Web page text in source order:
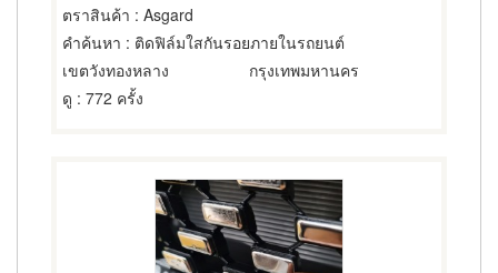
ตราสินค้า : Asgard
คำค้นหา : ติดฟิล์มใสกันรอยภายในรถยนต์
เขตวังทองหลาง
กรุงเทพมหานคร
ดู : 772 ครั้ง